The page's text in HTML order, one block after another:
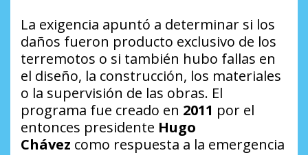
La exigencia apuntó a determinar si los
daños fueron producto exclusivo de los
terremotos o si también hubo fallas en
el diseño, la construcción, los materiales
o la supervisión de las obras. El
programa fue creado en 2011 por el
entonces presidente Hugo
Chávez como respuesta a la emergencia